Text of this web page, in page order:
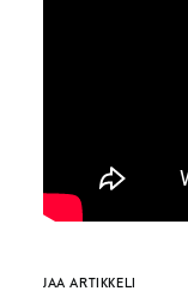
JAA ARTIKKELI